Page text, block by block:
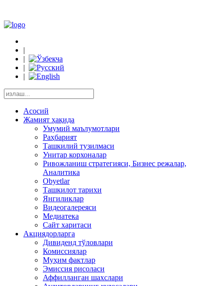
|
|
|
|
Асосий
Жамият ҳақида
Умумий маълумотлари
Раҳбарият
Ташкилий тузилмаси
Унитар корхоналар
Ривожланиш стратегияси, Бизнес режалар,
Аналитика
Obyetlar
Ташкилот тарихи
Янгиликлар
Видеогалереяси
Медиатека
Сайт харитаси
Акциядорларга
Дивиденд тўловлари
Комиссиялар
Муҳим фактлар
Эмиссия рисоласи
Аффилланган шахслари